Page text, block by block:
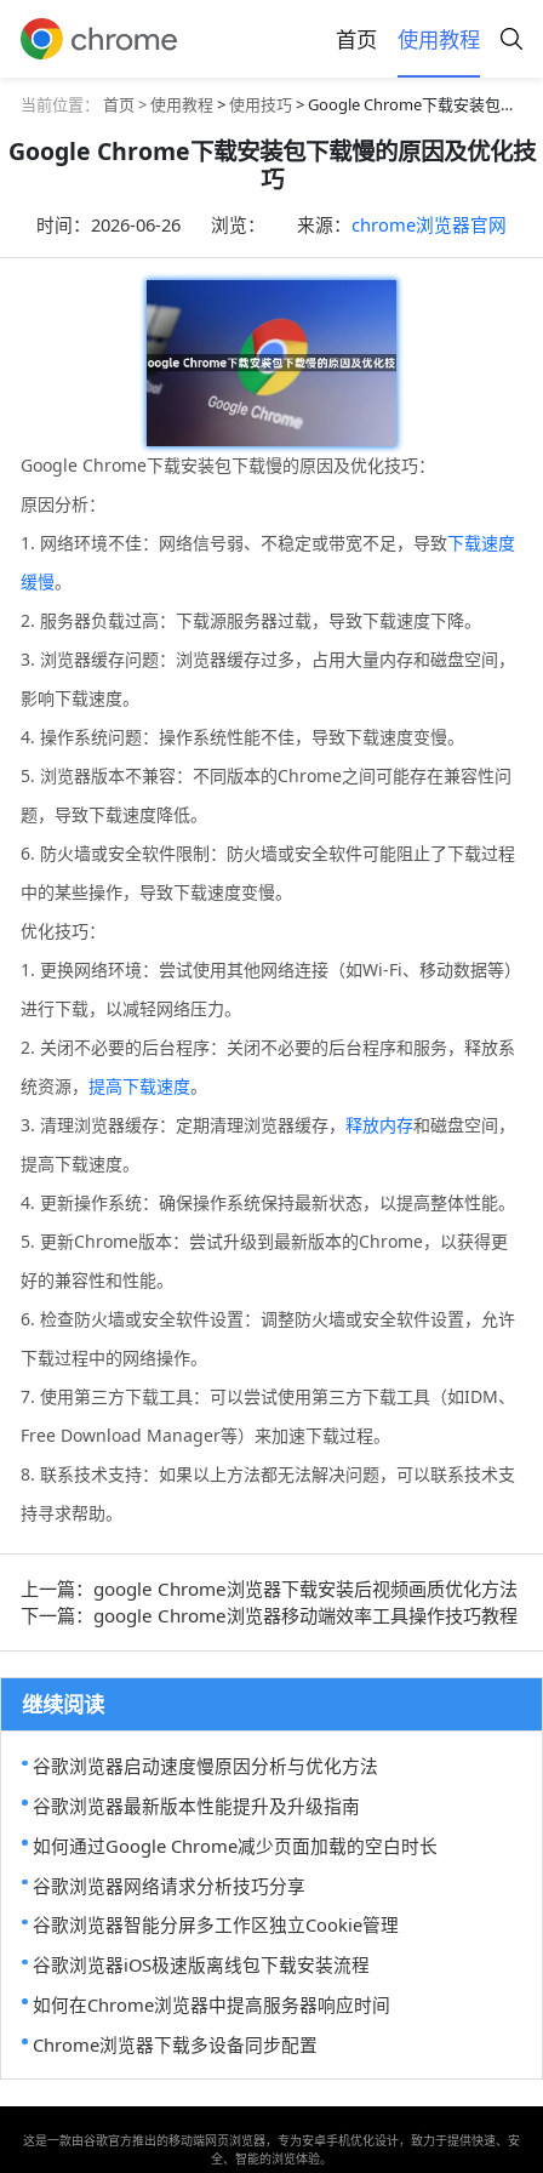
首页 使用教程
当前位置： 首页 >使用教程>使用技巧> Google Chrome下载安装包下载慢的原因及优化技巧
Google Chrome下载安装包下载慢的原因及优化技
巧
时间：2026-06-26 浏览： 来源： chrome浏览器官网
Google Chrome下载安装包下载慢的原因及优化技巧：
原因分析：
1. 网络环境不佳：网络信号弱、不稳定或带宽不足，导致下载速度
缓慢。
2. 服务器负载过高：下载源服务器过载，导致下载速度下降。
3. 浏览器缓存问题：浏览器缓存过多，占用大量内存和磁盘空间，
影响下载速度。
4. 操作系统问题：操作系统性能不佳，导致下载速度变慢。
5. 浏览器版本不兼容：不同版本的Chrome之间可能存在兼容性问
题，导致下载速度降低。
6. 防火墙或安全软件限制：防火墙或安全软件可能阻止了下载过程
中的某些操作，导致下载速度变慢。
优化技巧：
1. 更换网络环境：尝试使用其他网络连接（如Wi-Fi、移动数据等）
进行下载，以减轻网络压力。
2. 关闭不必要的后台程序：关闭不必要的后台程序和服务，释放系
统资源，提高下载速度。
3. 清理浏览器缓存：定期清理浏览器缓存，释放内存和磁盘空间，
提高下载速度。
4. 更新操作系统：确保操作系统保持最新状态，以提高整体性能。
5. 更新Chrome版本：尝试升级到最新版本的Chrome，以获得更
好的兼容性和性能。
6. 检查防火墙或安全软件设置：调整防火墙或安全软件设置，允许
下载过程中的网络操作。
7. 使用第三方下载工具：可以尝试使用第三方下载工具（如IDM、
Free Download Manager等）来加速下载过程。
8. 联系技术支持：如果以上方法都无法解决问题，可以联系技术支
持寻求帮助。
上一篇：google Chrome浏览器下载安装后视频画质优化方法
下一篇：google Chrome浏览器移动端效率工具操作技巧教程
继续阅读
谷歌浏览器启动速度慢原因分析与优化方法
谷歌浏览器最新版本性能提升及升级指南
如何通过Google Chrome减少页面加载的空白时长
谷歌浏览器网络请求分析技巧分享
谷歌浏览器智能分屏多工作区独立Cookie管理
谷歌浏览器iOS极速版离线包下载安装流程
如何在Chrome浏览器中提高服务器响应时间
Chrome浏览器下载多设备同步配置
这是一款由谷歌官方推出的移动端网页浏览器，专为安卓手机优化设计，致力于提供快速、安
全、智能的浏览体验。